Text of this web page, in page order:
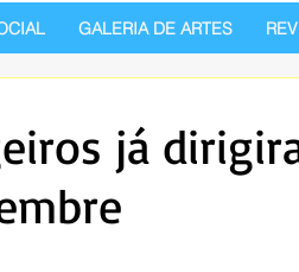
GALERIA DE ARTES
já